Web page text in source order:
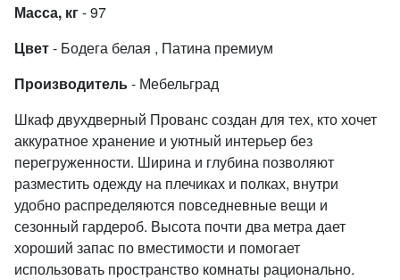
Масса, кг- 97
Цвет- Бодега белая , Патина премиум
Производитель- Мебельград
Шкаф двухдверный Прованс создан для тех, кто хочет
аккуратное хранение и уютный интерьер без
перегруженности. Ширина и глубина позволяют
разместить одежду на плечиках и полках, внутри
удобно распределяются повседневные вещи и
сезонный гардероб. Высота почти два метра дает
хороший запас по вместимости и помогает
использовать пространство комнаты рационально.